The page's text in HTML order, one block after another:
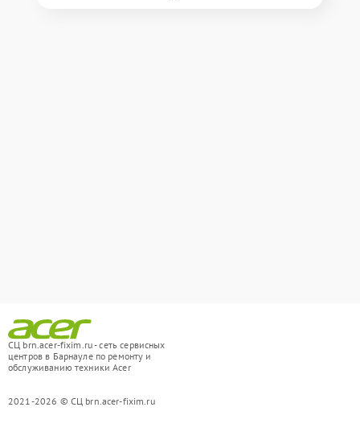
СЦ brn.acer-fixim.ru - сеть сервисных
центров в Барнауле по ремонту и
обслуживанию техники Acer
2021-2026 © СЦ brn.acer-fixim.ru